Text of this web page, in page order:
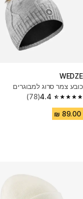
WEDZE
כובע צמר סרוג למבוגרים
4.4
4.4 out of 5 stars from 78 reviews
(78)